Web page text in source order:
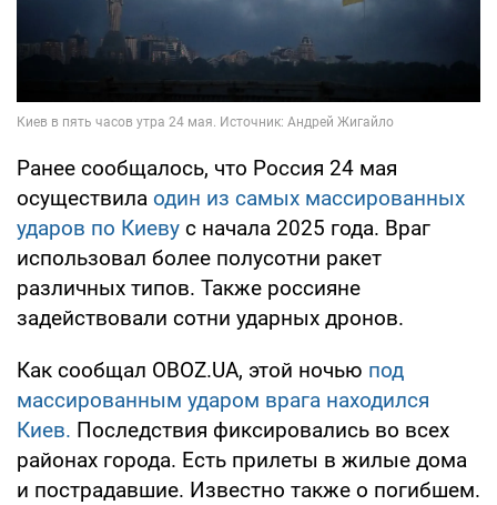
Ранее сообщалось, что Россия 24 мая
осуществила один из самых массированных
ударов по Киеву с начала 2025 года. Враг
использовал более полусотни ракет
различных типов. Также россияне
задействовали сотни ударных дронов.
Как сообщал OBOZ.UA, этой ночью под
массированным ударом врага находился
Киев. Последствия фиксировались во всех
районах города. Есть прилеты в жилые дома
и пострадавшие. Известно также о погибшем.